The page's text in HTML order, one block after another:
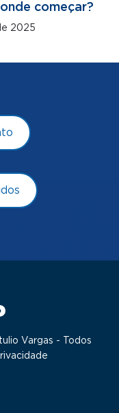
começar?
2025
Vargas - Todos